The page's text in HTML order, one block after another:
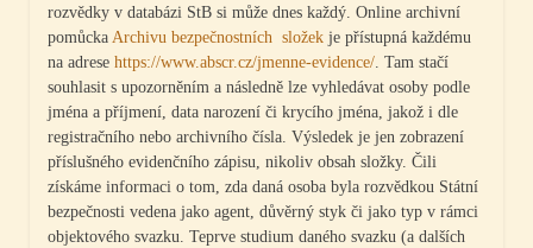
rozvědky v databázi StB si může dnes každý. Online archivní
pomůcka Archivu bezpečnostních složek je přístupná každému
na adrese https://www.abscr.cz/jmenne-evidence/. Tam stačí
souhlasit s upozorněním a následně lze vyhledávat osoby podle
jména a příjmení, data narození či krycího jména, jakož i dle
registračního nebo archivního čísla. Výsledek je jen zobrazení
příslušného evidenčního zápisu, nikoliv obsah složky. Čili
získáme informaci o tom, zda daná osoba byla rozvědkou Státní
bezpečnosti vedena jako agent, důvěrný styk či jako typ v rámci
objektového svazku. Teprve studium daného svazku (a dalších